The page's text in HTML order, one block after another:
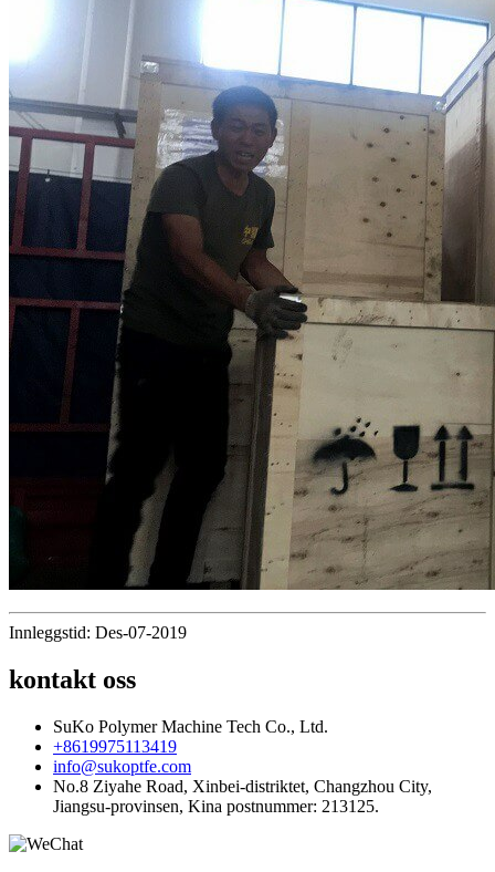
Innleggstid: Des-07-2019
kontakt oss
SuKo Polymer Machine Tech Co., Ltd.
+8619975113419
info@sukoptfe.com
No.8 Ziyahe Road, Xinbei-distriktet, Changzhou City,
Jiangsu-provinsen, Kina postnummer: 213125.